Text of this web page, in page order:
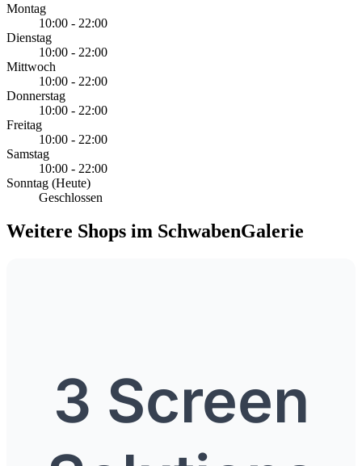
Montag
10:00 - 22:00
Dienstag
10:00 - 22:00
Mittwoch
10:00 - 22:00
Donnerstag
10:00 - 22:00
Freitag
10:00 - 22:00
Samstag
10:00 - 22:00
Sonntag (Heute)
Geschlossen
Weitere Shops im SchwabenGalerie
3 Screen